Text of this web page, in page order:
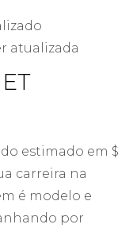
atualizada
estimado em $
carreira na
é modelo e
por